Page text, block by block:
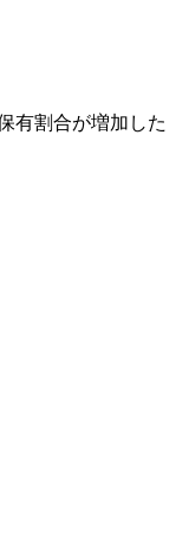
有割合が増加した